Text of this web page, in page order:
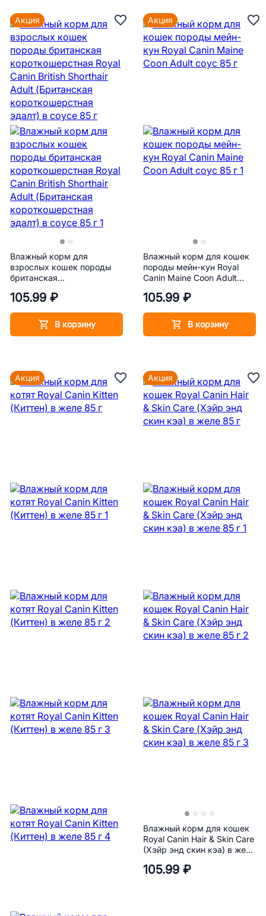
Влажный корм для
взрослых кошек породы
британская
Canin British Shorthair Adult
короткошерстная эдалт) в
соусе 85 г
105.99 ₽
В корзину
Акция
Влажный корм для кошек
породы мейн-кун Royal
Canin Maine Coon Adult
105.99 ₽
В корзину
Акция
Акция
Влажный корм для кошек
Royal Canin Hair & Skin Care
(Хэйр энд скин кэа) в желе
105.99 ₽
Акция